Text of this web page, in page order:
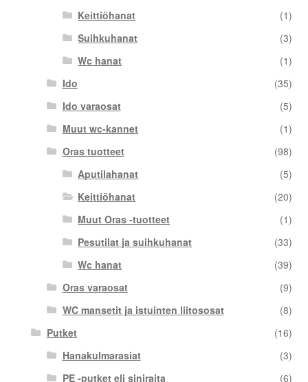
Keittiöhanat
(1)
Suihkuhanat
(3)
Wc hanat
(1)
Ido
(35)
Ido varaosat
(5)
Muut wc-kannet
(1)
Oras tuotteet
(98)
Aputilahanat
(5)
Keittiöhanat
(20)
Muut Oras -tuotteet
(1)
Pesutilat ja suihkuhanat
(33)
Wc hanat
(39)
Oras varaosat
(9)
WC mansetit ja istuinten liitososat
(8)
Putket
(16)
Hanakulmarasiat
(3)
PE -putket eli siniraita
(6)